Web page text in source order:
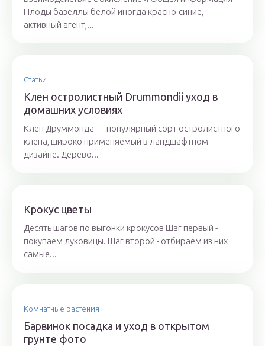
Плоды базеллы белой иногда красно-синие,
активный агент,...
Статьи
Клен остролистный Drummondii уход в
домашних условиях
Клен Друммонда — популярный сорт остролистного
клена, широко применяемый в ландшафтном
дизайне. Дерево...
Крокус цветы
Десять шагов по выгонки крокусов Шаг первый -
покупаем луковицы. Шаг второй - отбираем из них
самые...
Комнатные растения
Барвинок посадка и уход в открытом
грунте фото